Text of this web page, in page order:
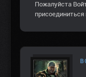
Пожалуйста
присоединиться